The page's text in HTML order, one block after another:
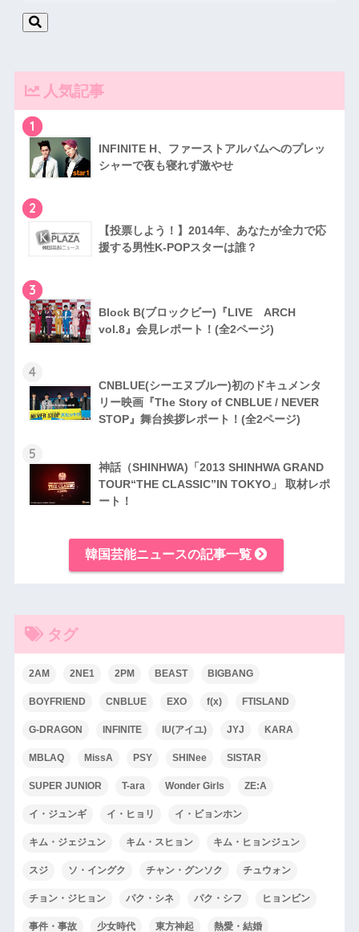
人気記事
1
INFINITE H、ファーストアルバムへのプレッ
シャーで夜も寝れず激やせ
2
【投票しよう！】2014年、あなたが全力で応
援する男性K-POPスターは誰？
3
Block B(ブロックビー)『LIVE ARCH
vol.8』会見レポート！(全2ページ)
4
CNBLUE(シーエヌブルー)初のドキュメンタ
リー映画『The Story of CNBLUE / NEVER
STOP』舞台挨拶レポート！(全2ページ)
5
神話（SHINHWA)「2013 SHINHWA GRAND
TOUR“THE CLASSIC”IN TOKYO」 取材レポ
ート！
韓国芸能ニュースの記事一覧
タグ
2AM 2NE1 2PM BEAST BIGBANG
BOYFRIEND CNBLUE EXO f(x) FTISLAND
G-DRAGON INFINITE IU(アイユ) JYJ KARA
MBLAQ MissA PSY SHINee SISTAR
SUPER JUNIOR T-ara Wonder Girls ZE:A
イ・ジュンギ イ・ヒョリ イ・ビョンホン
キム・ジェジュン キム・スヒョン キム・ヒョンジュン
スジ ソ・イングク チャン・グンソク チュウォン
チョン・ジヒョン パク・シネ パク・シフ ヒョンビン
事件・事故 少女時代 東方神起 熱愛・結婚